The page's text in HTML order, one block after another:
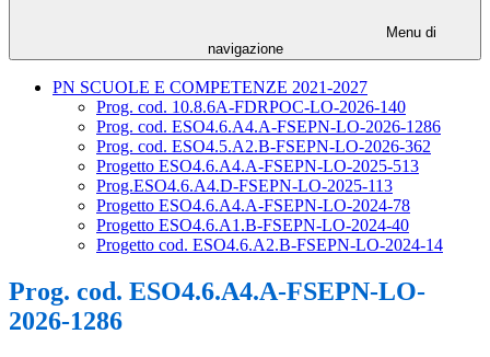
Menu di
navigazione
PN SCUOLE E COMPETENZE 2021-2027
Prog. cod. 10.8.6A-FDRPOC-LO-2026-140
Prog. cod. ESO4.6.A4.A-FSEPN-LO-2026-1286
Prog. cod. ESO4.5.A2.B-FSEPN-LO-2026-362
Progetto ESO4.6.A4.A-FSEPN-LO-2025-513
Prog.ESO4.6.A4.D-FSEPN-LO-2025-113
Progetto ESO4.6.A4.A-FSEPN-LO-2024-78
Progetto ESO4.6.A1.B-FSEPN-LO-2024-40
Progetto cod. ESO4.6.A2.B-FSEPN-LO-2024-14
Prog. cod. ESO4.6.A4.A-FSEPN-LO-
2026-1286